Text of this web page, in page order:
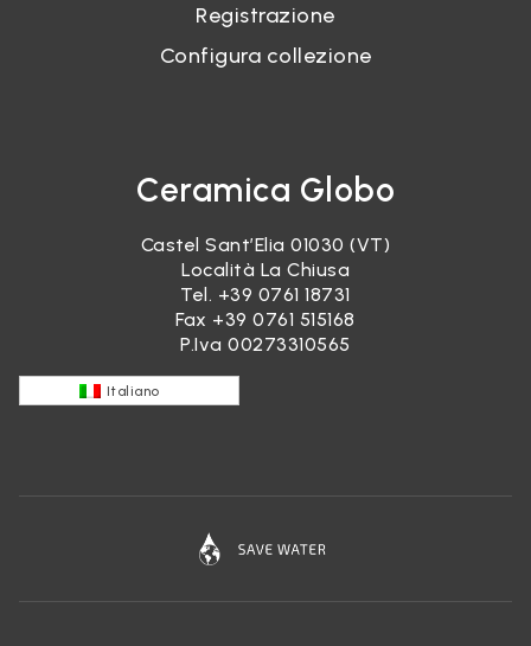
Registrazione
Configura collezione
Ceramica Globo
Castel Sant’Elia 01030 (VT)
Località La Chiusa
Tel. +39 0761 18731
Fax +39 0761 515168
P.Iva 00273310565
Italiano